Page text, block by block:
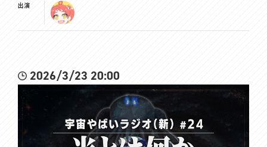
出演
2026/3/23 20:00